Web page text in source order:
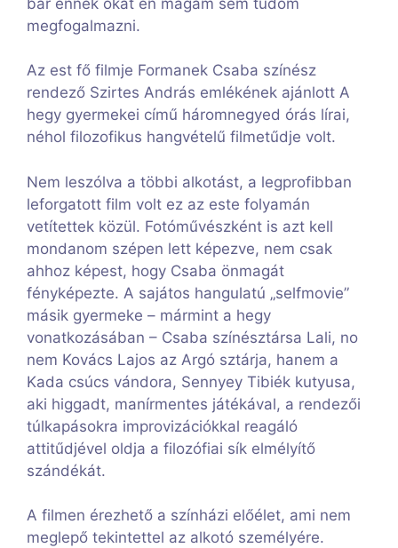
megfogalmazni.
Az est fő filmje Formanek Csaba színész
rendező Szirtes András emlékének ajánlott A
hegy gyermekei című háromnegyed órás lírai,
néhol filozofikus hangvételű filmetűdje volt.
Nem leszólva a többi alkotást, a legprofibban
leforgatott film volt ez az este folyamán
vetítettek közül. Fotóművészként is azt kell
mondanom szépen lett képezve, nem csak
ahhoz képest, hogy Csaba önmagát
fényképezte. A sajátos hangulatú „selfmovie”
másik gyermeke – mármint a hegy
vonatkozásában – Csaba színésztársa Lali, no
nem Kovács Lajos az Argó sztárja, hanem a
Kada csúcs vándora, Sennyey Tibiék kutyusa,
aki higgadt, manírmentes játékával, a rendezői
túlkapásokra improvizációkkal reagáló
attitűdjével oldja a filozófiai sík elmélyítő
szándékát.
A filmen érezhető a színházi előélet, ami nem
meglepő tekintettel az alkotó személyére.